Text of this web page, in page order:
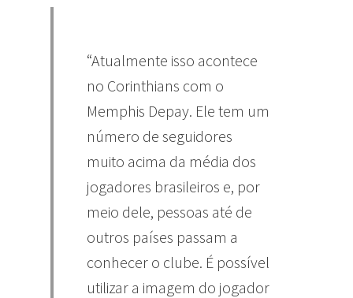
“Atualmente isso acontece
no Corinthians com o
Memphis Depay. Ele tem um
número de seguidores
muito acima da média dos
jogadores brasileiros e, por
meio dele, pessoas até de
outros países passam a
conhecer o clube. É possível
utilizar a imagem do jogador